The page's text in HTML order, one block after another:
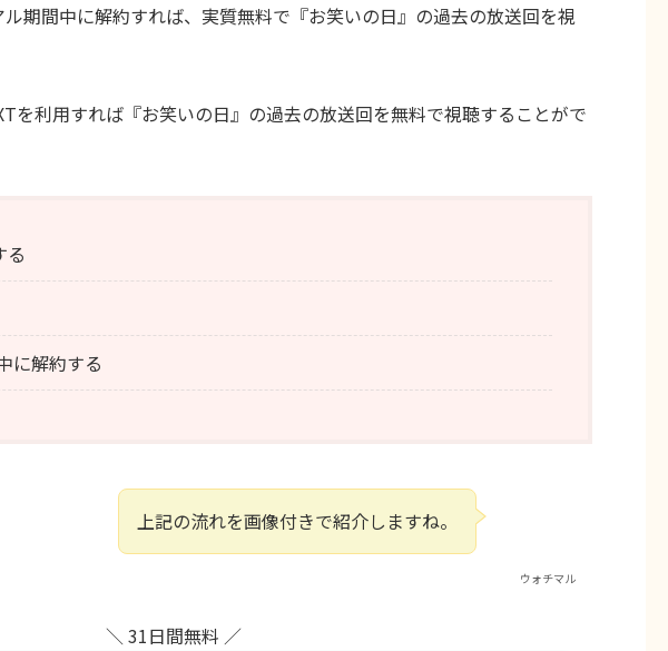
期間中に解約すれば、実質無料で『お笑いの日』の過去の放送回を視
を利用すれば『お笑いの日』の過去の放送回を無料で視聴することがで
る
に解約する
ウォチマル
上記の流れを画像付きで紹介しますね。
＼ 31日間無料 ／